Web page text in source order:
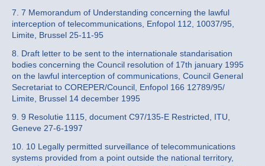
7. 7 Memorandum of Understanding concerning the lawful
interception of telecommunications, Enfopol 112, 10037/95,
Limite, Brussel 25-11-95
8. Draft letter to be sent to the internationale standarisation
bodies concerning the Council resolution of 17th january 1995
on the lawful interception of communications, Council General
Secretariat to COREPER/Council, Enfopol 166 12789/95/
Limite, Brussel 14 december 1995
9. 9 Resolutie 1115, document C97/135-E Restricted, ITU,
Geneve 27-6-1997
10. 10 Legally permitted surveillance of telecommunications
systems provided from a point outside the national territory,